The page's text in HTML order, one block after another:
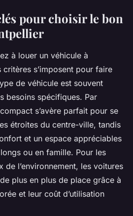
pour choisir le bon
à louer un véhicule à
s’imposent pour faire
de véhicule est souvent
besoins spécifiques. Par
s’avère parfait pour se
étroites du centre-ville, tandis
et un espace appréciables
ou en famille. Pour les
de l’environnement, les voitures
plus en plus de place grâce à
et leur coût d’utilisation